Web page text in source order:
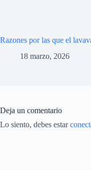
Razones por las que el
18 marzo, 2026
Deja un comentario
Lo siento, debes estar